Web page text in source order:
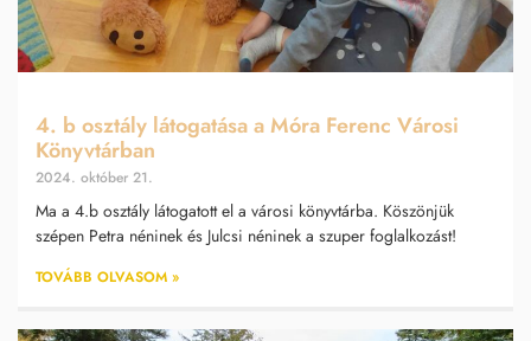
4. b osztály látogatása a Móra Ferenc Városi
Könyvtárban
2024. október 21.
Ma a 4.b osztály látogatott el a városi könyvtárba. Köszönjük
szépen Petra néninek és Julcsi néninek a szuper foglalkozást!
TOVÁBB OLVASOM »